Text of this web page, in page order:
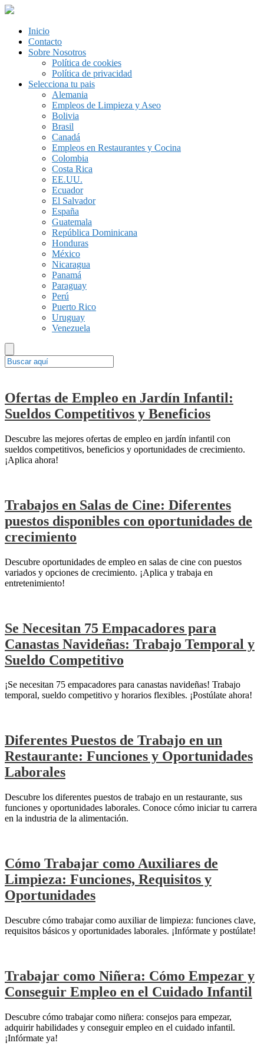
Inicio
Contacto
Sobre Nosotros
Política de cookies
Política de privacidad
Selecciona tu pais
Alemania
Empleos de Limpieza y Aseo
Bolivia
Brasil
Canadá
Empleos en Restaurantes y Cocina
Colombia
Costa Rica
EE.UU.
Ecuador
El Salvador
España
Guatemala
República Dominicana
Honduras
México
Nicaragua
Panamá
Paraguay
Perú
Puerto Rico
Uruguay
Venezuela
Ofertas de Empleo en Jardín Infantil:
Sueldos Competitivos y Beneficios
Descubre las mejores ofertas de empleo en jardín infantil con
sueldos competitivos, beneficios y oportunidades de crecimiento.
¡Aplica ahora!
Trabajos en Salas de Cine: Diferentes
puestos disponibles con oportunidades de
crecimiento
Descubre oportunidades de empleo en salas de cine con puestos
variados y opciones de crecimiento. ¡Aplica y trabaja en
entretenimiento!
Se Necesitan 75 Empacadores para
Canastas Navideñas: Trabajo Temporal y
Sueldo Competitivo
¡Se necesitan 75 empacadores para canastas navideñas! Trabajo
temporal, sueldo competitivo y horarios flexibles. ¡Postúlate ahora!
Diferentes Puestos de Trabajo en un
Restaurante: Funciones y Oportunidades
Laborales
Descubre los diferentes puestos de trabajo en un restaurante, sus
funciones y oportunidades laborales. Conoce cómo iniciar tu carrera
en la industria de la alimentación.
Cómo Trabajar como Auxiliares de
Limpieza: Funciones, Requisitos y
Oportunidades
Descubre cómo trabajar como auxiliar de limpieza: funciones clave,
requisitos básicos y oportunidades laborales. ¡Infórmate y postúlate!
Trabajar como Niñera: Cómo Empezar y
Conseguir Empleo en el Cuidado Infantil
Descubre cómo trabajar como niñera: consejos para empezar,
adquirir habilidades y conseguir empleo en el cuidado infantil.
¡Infórmate ya!